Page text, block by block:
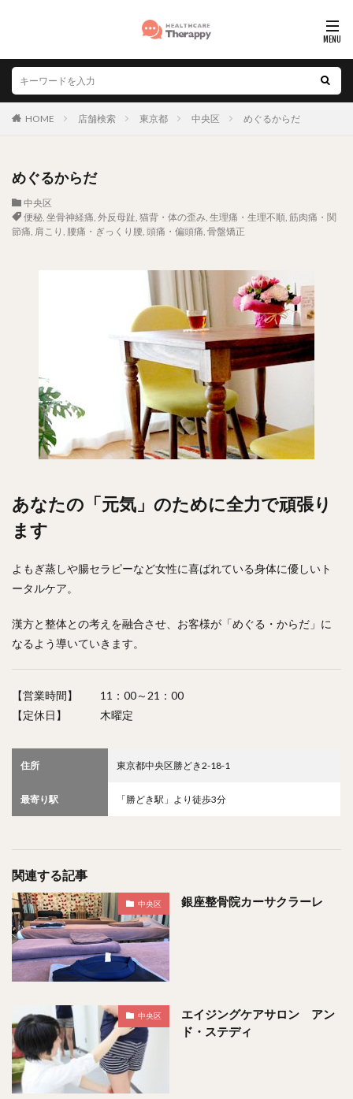
HOME 店舗検索 東京都 中央区 めぐるからだ
めぐるからだ
中央区
便秘, 坐骨神経痛, 外反母趾, 猫背・体の歪み, 生理痛・生理不順, 筋肉痛・関
節痛, 肩こり , 腰痛・ぎっくり腰, 頭痛・偏頭痛, 骨盤矯正
あなたの「元気」のために全力で頑張り
ます
よもぎ蒸しや腸セラピーなど女性に喜ばれている身体に優しいト
ータルケア。
漢方と整体との考えを融合させ、お客様が「めぐる・からだ」に
なるよう導いていきます。
【営業時間】 11：00～21：00
【定休日】 木曜定
住所 東京都中央区勝どき2-18-1
最寄り駅 「勝どき駅」より徒歩3分
関連する記事
中央区 銀座整骨院カーサクラーレ
中央区
エイジングケアサロン アン
ド・ステディ